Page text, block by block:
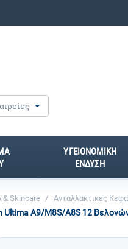
ΥΓΕΙΟΝΟΜΙΚΗ
ΕΝΔΥΣΗ
& Skincare / Ανταλλακτικές
Ultima A9/M8S/A8S 12